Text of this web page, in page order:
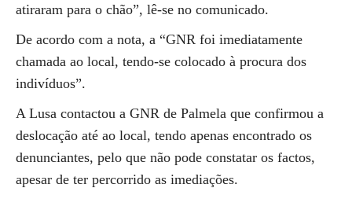
atiraram para o chão”, lê-se no comunicado.
De acordo com a nota, a “GNR foi imediatamente
chamada ao local, tendo-se colocado à procura dos
indivíduos”.
A Lusa contactou a GNR de Palmela que confirmou a
deslocação até ao local, tendo apenas encontrado os
denunciantes, pelo que não pode constatar os factos,
apesar de ter percorrido as imediações.